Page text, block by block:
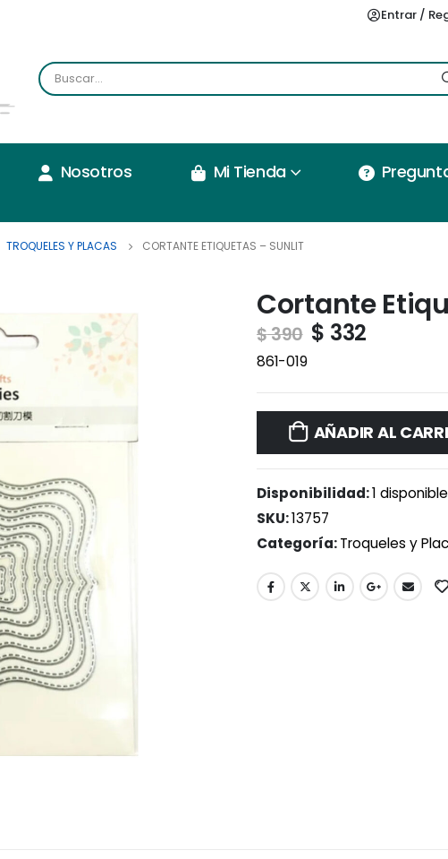
Entrar /
Nosotros Mi Tienda
TROQUELES Y PLACAS CORTANTE ETIQUETAS – SUNLIT
Cortante
$390 $ 332
861-019
AÑADIR AL
Disponibilidad:1
SKU:13757
Categoría:Troqueles y